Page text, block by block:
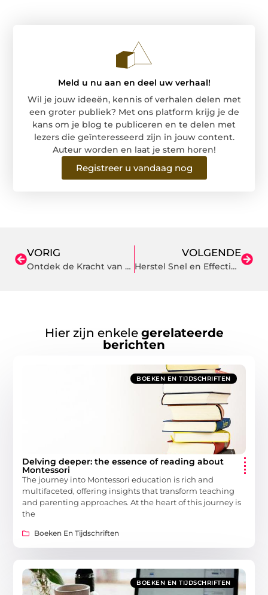
Meld u nu aan en deel uw verhaal!
Wil je jouw ideeën, kennis of verhalen delen met
een groter publiek? Met ons platform krijg je de
kans om je blog te publiceren en te delen met
lezers die geïnteresseerd zijn in jouw content.
Auteur worden en laat je stem horen!
Registreer u vandaag nog
VORIG
Ontdek de Kracht van Werving en Selectiebureaus HR in Leiden
VOLGENDE
Herstel Snel en Effectief van Hamstringklachten bij Fysio Eray
Hier zijn enkele gerelateerde
berichten
BOEKEN EN TIJDSCHRIFTEN
Delving deeper: the essence of reading about
Montessori
The journey into Montessori education is rich and
multifaceted, offering insights that transform teaching
and parenting approaches. At the heart of this journey is
the
Boeken En Tijdschriften
BOEKEN EN TIJDSCHRIFTEN